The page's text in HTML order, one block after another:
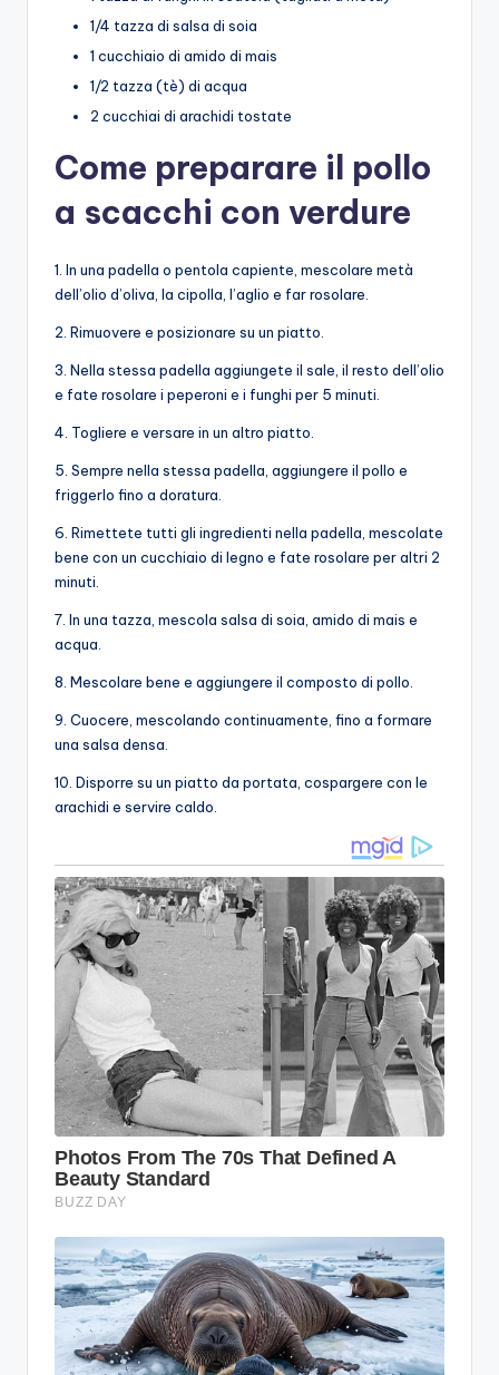
1/4 tazza di salsa di soia
1 cucchiaio di amido di mais
1/2 tazza (tè) di acqua
2 cucchiai di arachidi tostate
Come preparare il pollo
a scacchi con verdure
1. In una padella o pentola capiente, mescolare metà
dell’olio d’oliva, la cipolla, l’aglio e far rosolare.
2. Rimuovere e posizionare su un piatto.
3. Nella stessa padella aggiungete il sale, il resto dell’olio
e fate rosolare i peperoni e i funghi per 5 minuti.
4. Togliere e versare in un altro piatto.
5. Sempre nella stessa padella, aggiungere il pollo e
friggerlo fino a doratura.
6. Rimettete tutti gli ingredienti nella padella, mescolate
bene con un cucchiaio di legno e fate rosolare per altri 2
minuti.
7. In una tazza, mescola salsa di soia, amido di mais e
acqua.
8. Mescolare bene e aggiungere il composto di pollo.
9. Cuocere, mescolando continuamente, fino a formare
una salsa densa.
10. Disporre su un piatto da portata, cospargere con le
arachidi e servire caldo.